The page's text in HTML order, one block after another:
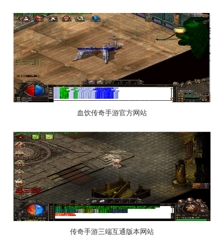
血饮传奇手游官方网站
传奇手游三端互通版本网站